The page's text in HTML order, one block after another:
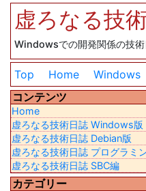
虚ろなる技
Windowsでの開発関係の技
Top Home Windows
コンテンツ
Home
虚ろなる技術日誌 Windows版
虚ろなる技術日誌 Debian版
虚ろなる技術日誌 プログラミ
虚ろなる技術日誌 SBC編
カテゴリー